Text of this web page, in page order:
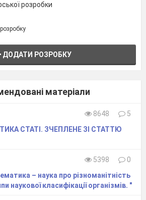
розробки
ДОДАТИ РОЗРОБКУ
матеріали
8648
5
СТАТІ. ЗЧЕПЛЕНЕ ЗІ СТАТТЮ
5398
0
– наука про різноманітність
наукової класифікації організмів. "